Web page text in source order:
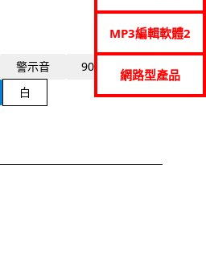
MP3編輯軟體2
網路型產品
警示音
90dB
白